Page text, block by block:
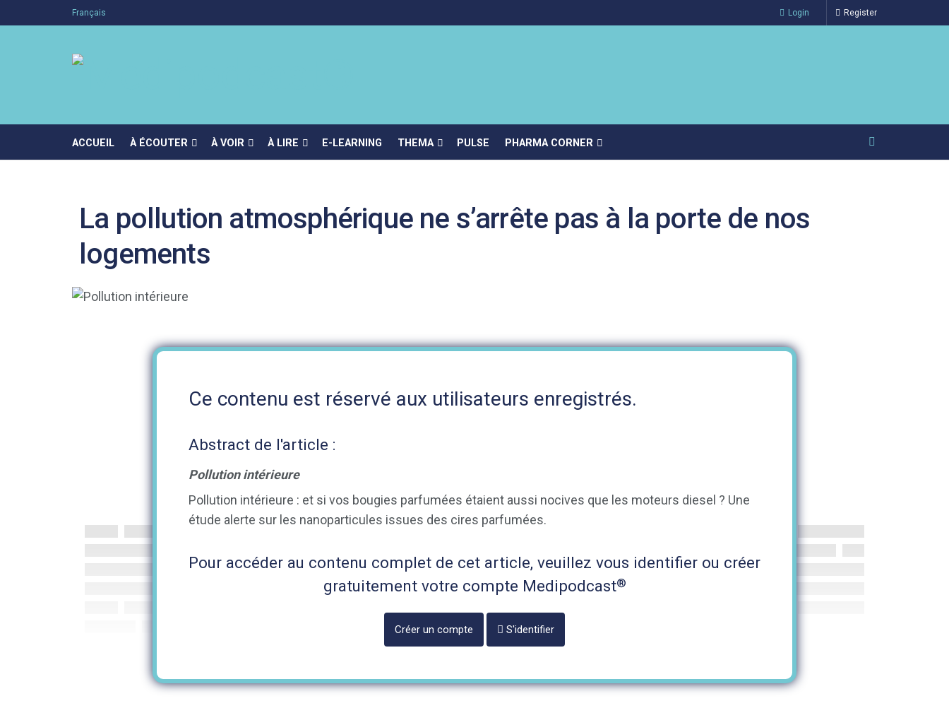
Français Login Register
ACCUEIL À ÉCOUTER À VOIR À LIRE E-LEARNING THEMA PULSE PHARMA CORNER
La pollution atmosphérique ne s’arrête pas à la porte de nos
logements
Ce contenu est réservé aux utilisateurs enregistrés.
Abstract de l'article :
Pollution intérieure
Pollution intérieure : et si vos bougies parfumées étaient aussi nocives que les moteurs diesel ? Une
étude alerte sur les nanoparticules issues des cires parfumées.
Pour accéder au contenu complet de cet article, veuillez vous identifier ou créer
gratuitement votre compte Medipodcast®
Créer un compte S'identifier